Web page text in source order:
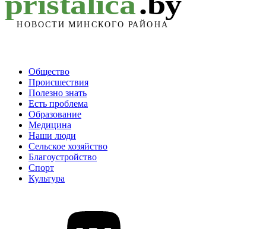
Общество
Происшествия
Полезно знать
Есть проблема
Образование
Медицина
Наши люди
Сельское хозяйство
Благоустройство
Спорт
Культура